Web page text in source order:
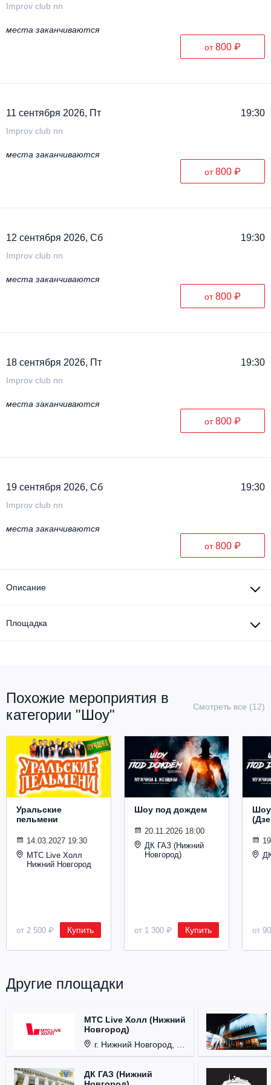
Improv club nn
места заканчиваются
от800 ₽
11 сентября 2026, Пт 19:30
Improv club nn
места заканчиваются
от800 ₽
12 сентября 2026, Сб 19:30
Improv club nn
места заканчиваются
от800 ₽
18 сентября 2026, Пт 19:30
Improv club nn
места заканчиваются
от800 ₽
19 сентября 2026, Сб 19:30
Improv club nn
места заканчиваются
от800 ₽
Описание
Площадка
Похожие мероприятия в
категории "Шоу"
Смотреть все (12)
Уральские
пельмени
14.03.2027 19:30
МТС Live Холл
Нижний Новгород
от 2 500 ₽ Купить
Шоу под дождем
20.11.2026 18:00
ДК ГАЗ (Нижний
Новгород)
от 1 300 ₽ Купить от
Другие площадки
МТС Live Холл (Нижний
Новгород)
г. Нижний Новгород, Площадь Октябрьская, д. 1.
ДК ГАЗ (Нижний